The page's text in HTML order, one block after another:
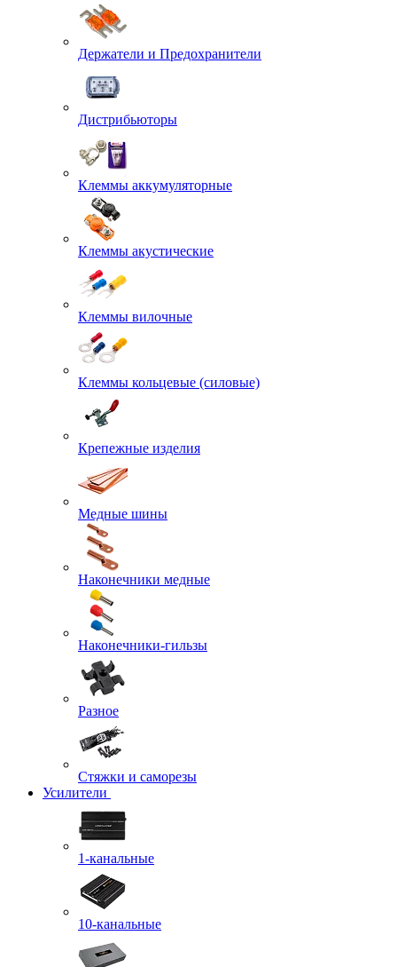
Держатели и Предохранители
Дистрибьюторы
Клеммы аккумуляторные
Клеммы акустические
Клеммы вилочные
Клеммы кольцевые (силовые)
Крепежные изделия
Медные шины
Наконечники медные
Наконечники-гильзы
Разное
Стяжки и саморезы
Усилители
1-канальные
10-канальные